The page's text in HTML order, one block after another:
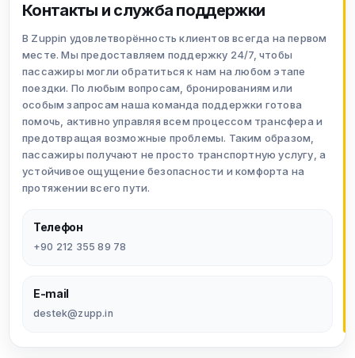
Контакты и служба поддержки
В Zuppin удовлетворённость клиентов всегда на первом
месте. Мы предоставляем поддержку 24/7, чтобы
пассажиры могли обратиться к нам на любом этапе
поездки. По любым вопросам, бронированиям или
особым запросам наша команда поддержки готова
помочь, активно управляя всем процессом трансфера и
предотвращая возможные проблемы. Таким образом,
пассажиры получают не просто транспортную услугу, а
устойчивое ощущение безопасности и комфорта на
протяжении всего пути.
Телефон
+90 212 355 89 78
E-mail
destek@zupp.in